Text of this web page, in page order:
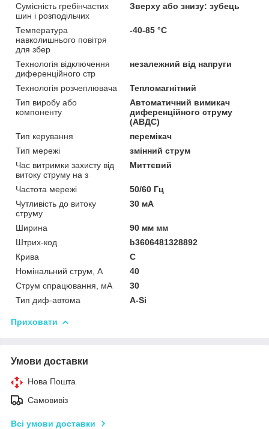
Сумісність гребінчастих
шин і розподільчих
Зверху або знизу: зубець
Температура
навколишнього повітря
для збер
-40-85 °C
Технологія відключення
диференційного стр
незалежний від напруги
Технологія розчеплювача
Тепломагнітний
Тип виробу або
компоненту
Автоматичний вимикач
диференційного струму
(АВДС)
Тип керування
перемікач
Тип мережі
змінний струм
Час витримки захисту від
витоку струму на з
Миттєвий
Частота мережі
50/60 Гц
Чутливість до витоку
струму
30 мА
Ширина
90 мм мм
Штрих-код
b3606481328892
Крива
C
Номінальний струм, А
40
Струм спрацювання, мA
30
Тип диф-автома
A-Si
Приховати
Умови доставки
Нова Пошта
Самовивіз
Всі умови доставки